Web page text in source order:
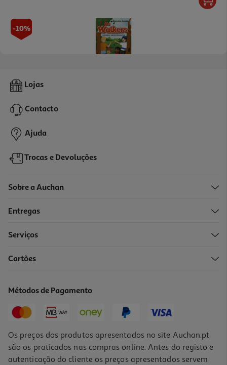
-10%
Livro Os Walkers - Natureza Amor E Mosquitos
13,30 € PVP de editor
11,97 €
-10%
15,50 € PVP de editor
Lojas
Contacto
Ajuda
Trocas e Devoluções
Sobre a Auchan
Entregas
Serviços
Cartões
Métodos de Pagamento
Os preços dos produtos apresentados no site Auchan.pt
são os praticados nas compras online. Antes do registo e
autenticação do cliente os preços apresentados servem